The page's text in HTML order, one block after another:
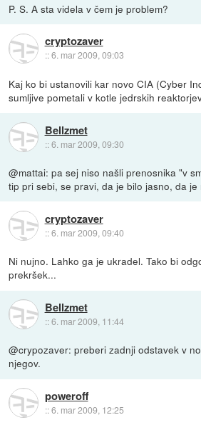
P. S. A sta videla v čem je problem?
cryptozaver
::6. mar 2009, 09:03
Kaj ko bi ustanovili kar novo CIA (Cyber
sumljive pometali v kotle jedrskih
Bellzmet
::6. mar 2009, 09:30
@mattai: pa sej niso našli prenosnika "v
tip pri sebi, se pravi, da je bilo jasno, da je
cryptozaver
::6. mar 2009, 09:40
Ni nujno. Lahko ga je ukradel. Tako bi
prekršek...
Bellzmet
::6. mar 2009, 11:44
@crypozaver: preberi zadnji odstavek v
njegov.
poweroff
::6. mar 2009, 12:25